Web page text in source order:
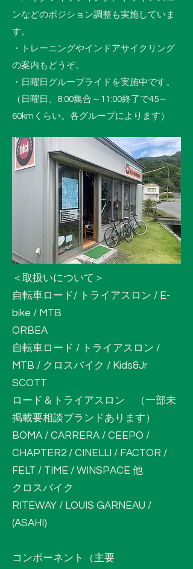
ンなどのポジション調整も実施していま
す。
・トレーニングやインドアサイクリング
の案内もどうぞ。
・日曜日グループライドを実施中です。
（日曜日、8:00集合～11:00終了で45～
60kmくらい。各グループによります）
＜取扱いについて＞
自転車ロード/ トライアスロン / E-
bike / MTB
ORBEA
自転車ロード / トライアスロン /
MTB / クロスバイク / Kids&Jr
SCOTT
ロード＆トライアスロン （一部未
掲載要相談ブランドあります）
BOMA / CARRERA / CEEPO /
CHAPTER2 / CINELLI / FACTOR /
FELT / TIME / WINSPACE 他
クロスバイク
RITEWAY / LOUIS GARNEAU /
(ASAHI)
コンポーネント（主要